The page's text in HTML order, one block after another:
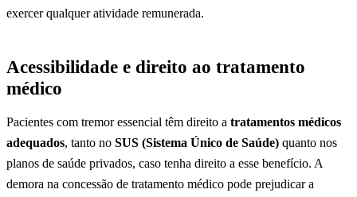
exercer qualquer atividade remunerada.
Acessibilidade e direito ao tratamento
médico
Pacientes com tremor essencial têm direito a tratamentos médicos
adequados, tanto no SUS (Sistema Único de Saúde) quanto nos
planos de saúde privados, caso tenha direito a esse benefício. A
demora na concessão de tratamento médico pode prejudicar a